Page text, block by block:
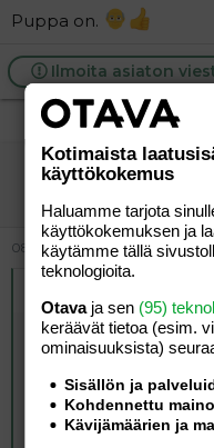
Puppa on.
Ilmoita asiaton
vierailija
08.07.2026
Mitä mieltä olet
Suolestani
suhahti,
kaasu ulos
tuhahti.
Kotimaista
käyttökokemus
Haluamme tarjota
käyttökokemuksen ja
käytämme tällä
teknologioita.
Otavaja sen (95)
keräävät tietoa (esim.
ominaisuuk­sista)
Sisällön ja
Kohdennettu
Kävijämäärien ja